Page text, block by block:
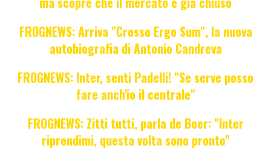
FROGNEWS: Arriva "Crosso Ergo Sum", la nuova
autobiografia di Antonio Candreva
FROGNEWS: Inter, senti Padelli! "Se serve posso
fare anch'io il centrale"
FROGNEWS: Zitti tutti, parla de Boer: "Inter
riprendimi, questa volta sono pronto"